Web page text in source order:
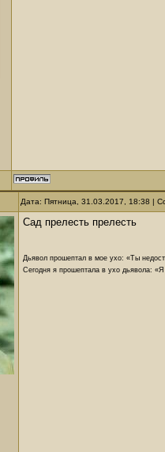
Дата: Пятница, 31.03.2017, 18:38 |
Сад прелесть прелесть
Дьявол прошептал в мое ухо: «Ты
Сегодня я прошептала в ухо дьявола: